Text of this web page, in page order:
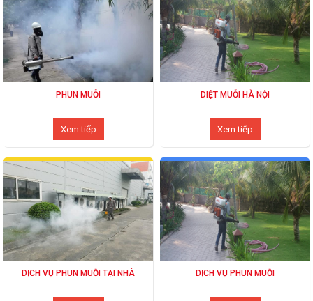
PHUN MUỖI
Xem tiếp
DIỆT MUỖI HÀ NỘI
Xem tiếp
DỊCH VỤ PHUN MUỖI TẠI NHÀ DỊCH VỤ PHUN MUỖI